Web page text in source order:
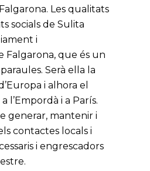
Les qualitats
socials de Sulita
i
Falgarona, que és un
Serà ella la
i alhora el
l’Empordà i a París.
generar, mantenir i
contactes locals i
i engrescadors